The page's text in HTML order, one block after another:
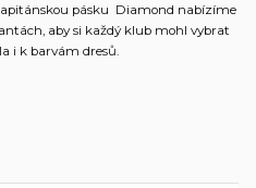
pásku Diamond nabízíme
aby si každý klub mohl vybrat
i k barvám dresů.